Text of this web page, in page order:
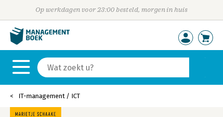
Op werkdagen voor 23:00 besteld, morgen in huis
IT-management / ICT